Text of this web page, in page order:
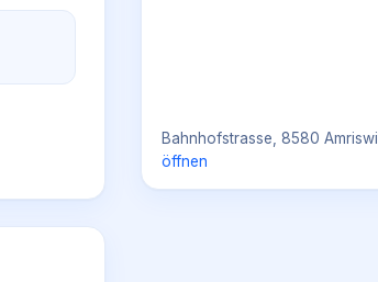
Bahnhofstrasse, 8580 Amriswil
öffnen